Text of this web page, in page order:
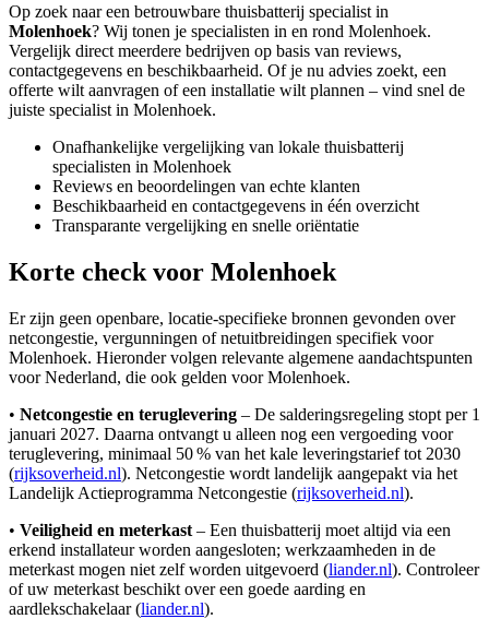
Op zoek naar een betrouwbare thuisbatterij specialist in
Molenhoek? Wij tonen je specialisten in en rond Molenhoek.
Vergelijk direct meerdere bedrijven op basis van reviews,
contactgegevens en beschikbaarheid. Of je nu advies zoekt, een
offerte wilt aanvragen of een installatie wilt plannen – vind snel de
juiste specialist in Molenhoek.
Onafhankelijke vergelijking van lokale thuisbatterij
specialisten in Molenhoek
Reviews en beoordelingen van echte klanten
Beschikbaarheid en contactgegevens in één overzicht
Transparante vergelijking en snelle oriëntatie
Korte check voor Molenhoek
Er zijn geen openbare, locatie-specifieke bronnen gevonden over
netcongestie, vergunningen of netuitbreidingen specifiek voor
Molenhoek. Hieronder volgen relevante algemene aandachtspunten
voor Nederland, die ook gelden voor Molenhoek.
• Netcongestie en teruglevering – De salderingsregeling stopt per 1
januari 2027. Daarna ontvangt u alleen nog een vergoeding voor
teruglevering, minimaal 50 % van het kale leveringstarief tot 2030
(rijksoverheid.nl). Netcongestie wordt landelijk aangepakt via het
Landelijk Actieprogramma Netcongestie (rijksoverheid.nl).
• Veiligheid en meterkast – Een thuisbatterij moet altijd via een
erkend installateur worden aangesloten; werkzaamheden in de
meterkast mogen niet zelf worden uitgevoerd (liander.nl). Controleer
of uw meterkast beschikt over een goede aarding en
aardlekschakelaar (liander.nl).